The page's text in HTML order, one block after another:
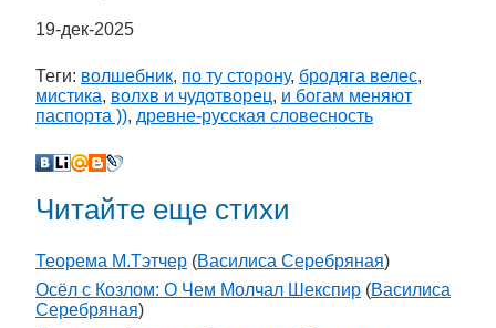
19-дек-2025
Теги: волшебник, по ту сторону, бродяга велес,
мистика, волхв и чудотворец, и богам меняют
паспорта )), древне-русская словесность
Читайте еще стихи
Теорема М.Тэтчер (Василиса Серебряная)
Осёл с Козлом: О Чем Молчал Шекспир (Василиса
Серебряная)